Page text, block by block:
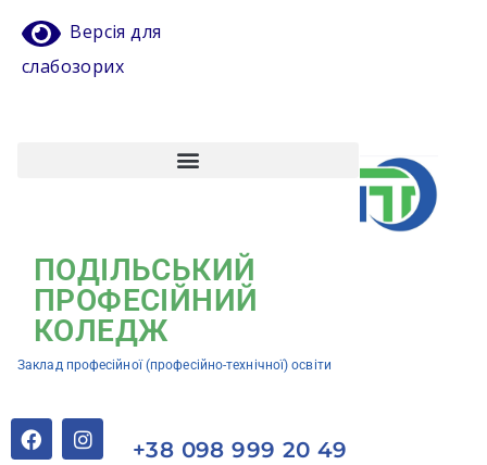
Версія для
слабозорих
ПОДІЛЬСЬКИЙ
ПРОФЕСІЙНИЙ
КОЛЕДЖ
Заклад професійної (професійно-технічної) освіти
+38 098 999 20 49